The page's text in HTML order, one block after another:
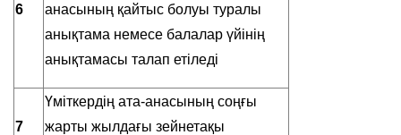
6
анасының қайтыс болуы туралы
анықтама немесе балалар үйінің
анықтамасы талап етіледі
7
Үміткердің ата-анасының соңғы
жарты жылдағы зейнетақы